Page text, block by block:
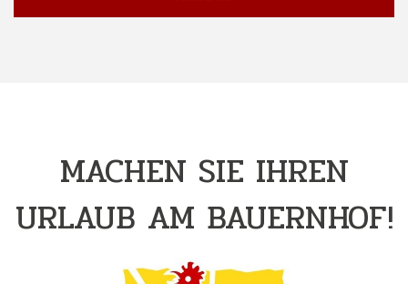
MACHEN SIE IHREN
URLAUB AM BAUERNHOF!